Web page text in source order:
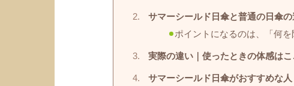
サマーシールド日傘と普通の日傘
ポイントになるのは、「何を
実際の違い｜使ったときの体感は
サマーシールド日傘がおすすめな人